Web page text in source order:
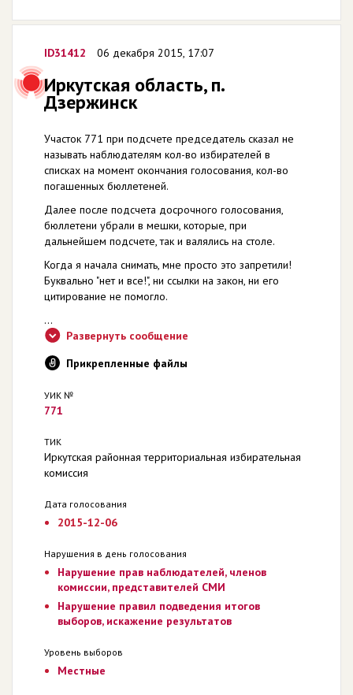
ID31412 06 декабря 2015, 17:07
Иркутская область, п.
Дзержинск
Участок 771 при подсчете председатель сказал не
называть наблюдателям кол-во избирателей в
списках на момент окончания голосования, кол-во
погашенных бюллетеней.
Далее после подсчета досрочного голосования,
бюллетени убрали в мешки, которые, при
дальнейшем подсчете, так и валялись на столе.
Когда я начала снимать, мне просто это запретили!
Буквально "нет и все!", ни ссылки на закон, ни его
цитирование не помогло.
...
Развернуть сообщение
Прикрепленные файлы
УИК №
771
ТИК
Иркутская районная территориальная избирательная
комиссия
Дата голосования
2015-12-06
Нарушения в день голосования
Нарушение прав наблюдателей, членов
комиссии, представителей СМИ
Нарушение правил подведения итогов
выборов, искажение результатов
Уровень выборов
Местные